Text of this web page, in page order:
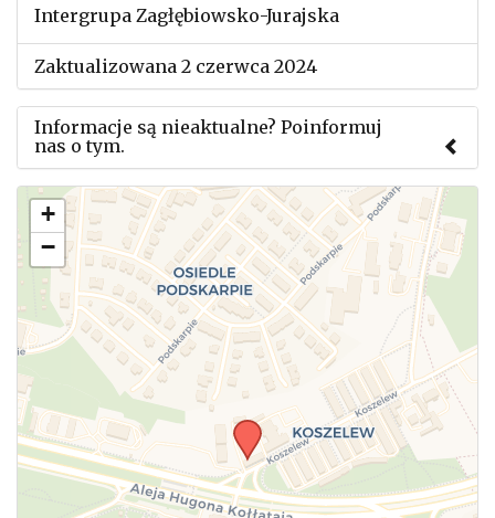
Intergrupa Zagłębiowsko-Jurajska
Zaktualizowana 2 czerwca 2024
Informacje są nieaktualne? Poinformuj
nas o tym.
Użyj tego formularza aby przesłać informację o
zmianach w powyższym mityngu.
+
−